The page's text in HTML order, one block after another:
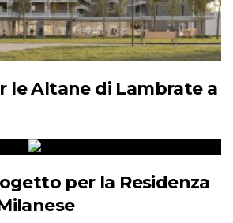
le Altane di Lambrate a
per la Residenza